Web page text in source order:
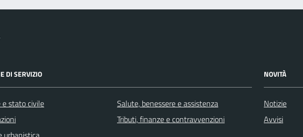
DI SERVIZIO
e stato civile
Salute, benessere e assistenza
Tributi, finanze e contravvenzioni
NOVITÀ
Notizie
Avvisi